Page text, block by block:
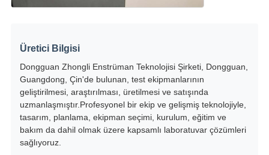
Üretici Bilgisi
Dongguan Zhongli Enstrüman Teknolojisi Şirketi, Dongguan,
Guangdong, Çin'de bulunan, test ekipmanlarının
geliştirilmesi, araştırılması, üretilmesi ve satışında
uzmanlaşmıştır.Profesyonel bir ekip ve gelişmiş teknolojiyle,
tasarım, planlama, ekipman seçimi, kurulum, eğitim ve
bakım da dahil olmak üzere kapsamlı laboratuvar çözümleri
sağlıyoruz.